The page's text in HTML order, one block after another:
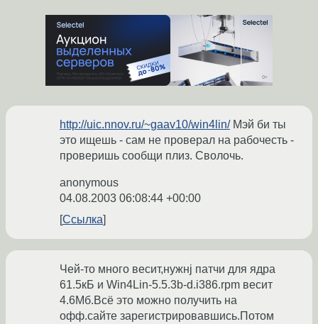
http://uic.nnov.ru/~gaav10/win4lin/Мэй би ты
это ищешь - сам не проверал на рабочесть -
проверишь сообщи плиз. Сволочь.
anonymous
04.08.2003 06:08:44 +00:00
Ссылка
Чей-то много весит,нужнj патчи для ядра
61.5кБ и Win4Lin-5.5.3b-d.i386.rpm весит
4.6Мб.Всё это можно получить на
офф.сайте зарегистрировавшись.Потом